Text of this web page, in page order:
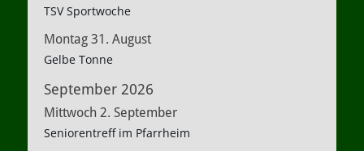
TSV Sportwoche
Montag 31. August
Gelbe Tonne
September 2026
Mittwoch 2. September
Seniorentreff im Pfarrheim